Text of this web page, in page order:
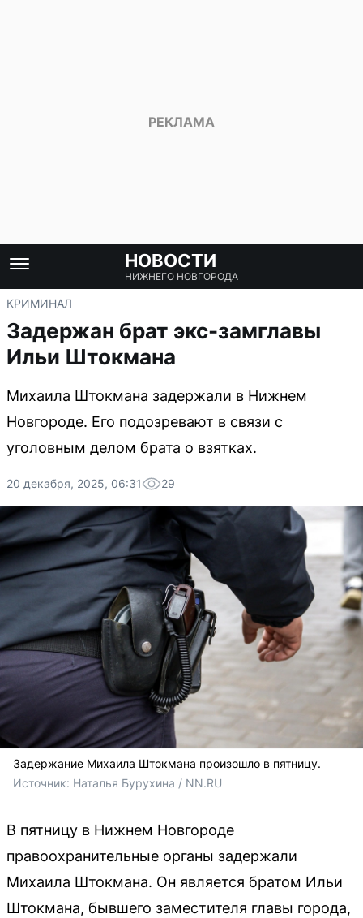
НОВОСТИ
НИЖНЕГО НОВГОРОДА
КРИМИНАЛ
Задержан брат экс-замглавы
Ильи Штокмана
Михаила Штокмана задержали в Нижнем
Новгороде. Его подозревают в связи с
уголовным делом брата о взятках.
20 декабря, 2025, 06:31 29
Задержание Михаила Штокмана произошло в пятницу.
Источник: Наталья Бурухина / NN.RU
В пятницу в Нижнем Новгороде
правоохранительные органы задержали
Михаила Штокмана. Он является братом Ильи
Штокмана, бывшего заместителя главы города,